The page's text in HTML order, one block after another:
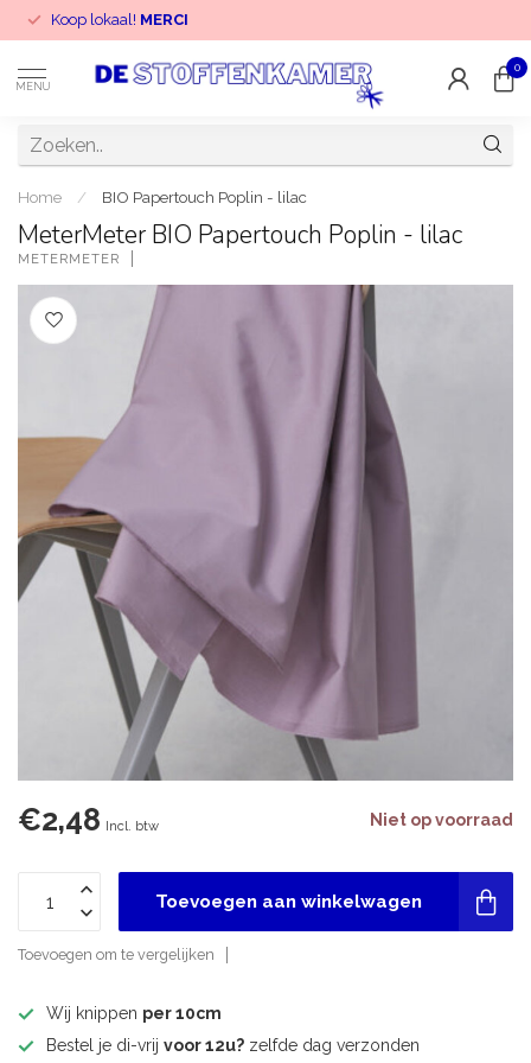
Koop lokaal! MERCI
MENU
0
Home / BIO Papertouch Poplin - lilac
MeterMeter BIO Papertouch Poplin - lilac
METERMETER
€2,48 Incl. btw Niet op voorraad
Toevoegen aan winkelwagen
Toevoegen om te vergelijken
Wij knippen per 10cm
Bestel je di-vrij voor 12u? zelfde dag verzonden